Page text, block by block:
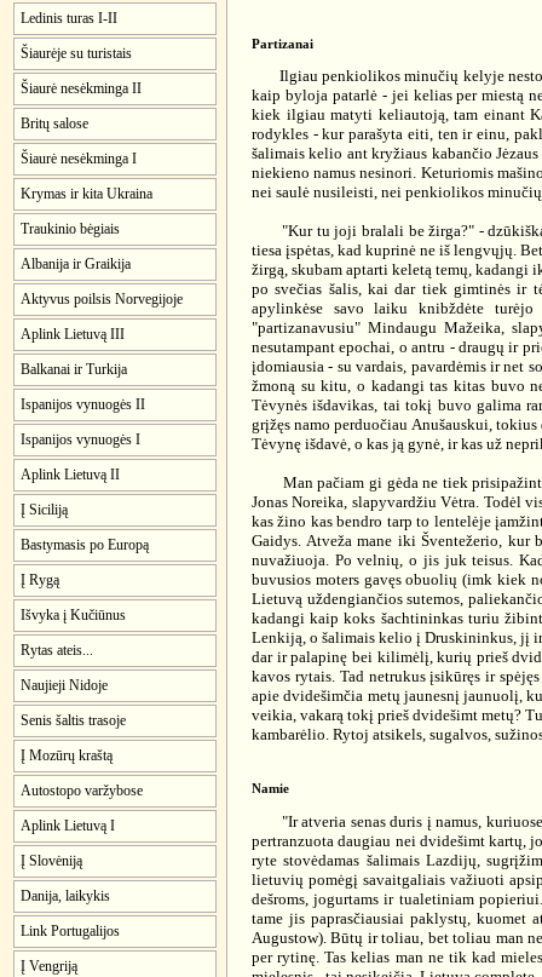
Ledinis turas I-II
Šiaurėje su turistais
Šiaurė nesėkminga II
Britų salose
Šiaurė nesėkminga I
Krymas ir kita Ukraina
Traukinio bėgiais
Albanija ir Graikija
Aktyvus poilsis Norvegijoje
Aplink Lietuvą III
Balkanai ir Turkija
Ispanijos vynuogės II
Ispanijos vynuogės I
Aplink Lietuvą II
Į Siciliją
Bastymasis po Europą
Į Rygą
Išvyka į Kučiūnus
Rytas ateis...
Naujieji Nidoje
Senis šaltis trasoje
Į Mozūrų kraštą
Autostopo varžybose
Aplink Lietuvą I
Į Slovėniją
Danija, laikykis
Link Portugalijos
Į Vengriją
Partizanai
Ilgiau penkiolikos minučių kelyje
kaip byloja patarlė - jei kelias per miestą
kiek ilgiau matyti keliautoją, tam einant
rodykles - kur parašyta eiti, ten ir einu,
šalimais kelio ant kryžiaus kabančio
niekieno namus nesinori. Keturiomis
nei saulė nusileisti, nei penkiolikos
"Kur tu joji bralali be žirga?" - dzūkiška
tiesa įspėtas, kad kuprinė ne iš lengvųjų.
žirgą, skubam aptarti keletą temų,
po svečias šalis, kai dar tiek gimtinės ir
apylinkėse savo laiku knibždėte turėjo
"partizanavusiu" Mindaugu Mažeika,
nesutampant epochai, o antru - draugų ir
įdomiausia - su vardais, pavardėmis ir net
žmoną su kitu, o kadangi tas kitas buvo
Tėvynės išdavikas, tai tokį buvo galima
grįžęs namo perduočiau Anušauskui,
Tėvynę išdavė, o kas ją gynė, ir kas už
Man pačiam gi gėda ne tiek
Jonas Noreika, slapyvardžiu Vėtra. Todėl
kas žino kas bendro tarp to lentelėje
Gaidys. Atveža mane iki Šventežerio, kur
nuvažiuoja. Po velnių, o jis juk teisus.
buvusios moters gavęs obuolių (imk kiek
Lietuvą uždengiančios sutemos,
kadangi kaip koks šachtininkas turiu
Lenkiją, o šalimais kelio į Druskininkus, jį
dar ir palapinę bei kilimėlį, kurių prieš
kavos rytais. Tad netrukus įsikūręs ir
apie dvidešimčia metų jaunesnį jaunuolį,
veikia, vakarą tokį prieš dvidešimt metų?
kambarėlio. Rytoj atsikels, sugalvos,
Namie
"Ir atveria senas duris į namus,
pertranzuota daugiau nei dvidešimt kartų,
ryte stovėdamas šalimais Lazdijų,
lietuvių pomėgį savaitgaliais važiuoti
dešroms, jogurtams ir tualetiniam
tame jis paprasčiausiai paklystų, kuomet
Augustow). Būtų ir toliau, bet toliau man
per rytinę. Tas kelias man ne tik kad